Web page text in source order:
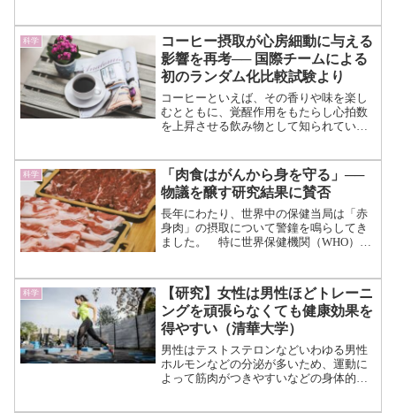
臓病やがんなどの深刻な健康問題のリス
クを高めることが知られて...（続きを読
む）
科学
コーヒー摂取が心房細動に与える
影響を再考── 国際チームによる
初のランダム化比較試験より
コーヒーといえば、その香りや味を楽し
むとともに、覚醒作用をもたらし心拍数
を上昇させる飲み物として知られていま
えるべき」と長らく助言されてきまし
た。 しかし、この言葉に...（続きを
読む）
科学
「肉食はがんから身を守る」──
物議を醸す研究結果に賛否
長年にわたり、世界中の保健当局は「赤
身肉」の摂取について警鐘を鳴らしてき
ました。 特に世界保健機関（WHO）の
がん性がある可能性が高い（グループ
2B）」と分類したこ...（続きを読む）
科学
【研究】女性は男性ほどトレーニ
ングを頑張らなくても健康効果を
得やすい（清華大学）
男性はテストステロンなどいわゆる男性
ホルモンなどの分泌が多いため、運動に
よって筋肉がつきやすいなどの身体的な